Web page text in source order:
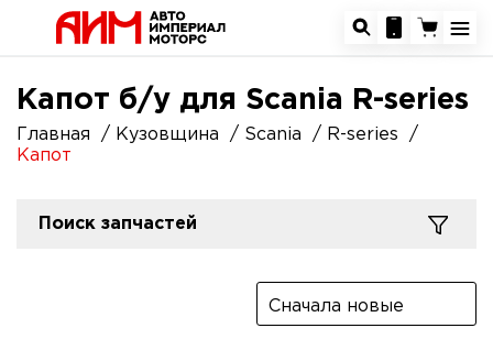
Капот б/у для Scania R-series
Главная Кузовщина Scania
R-series
Капот
Поиск запчастей
Сначала новые